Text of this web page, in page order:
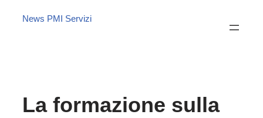
News PMI Servizi
La formazione sulla